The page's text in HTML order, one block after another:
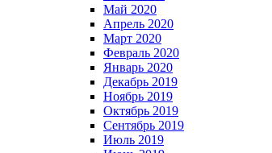
Май 2020
Апрель 2020
Март 2020
Февраль 2020
Январь 2020
Декабрь 2019
Ноябрь 2019
Октябрь 2019
Сентябрь 2019
Июль 2019